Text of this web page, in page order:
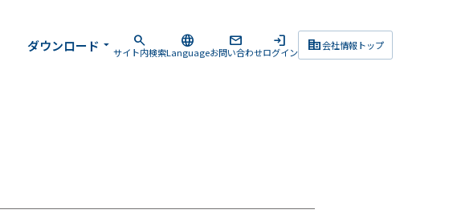
corporate_fare会社情報トップ
search
サイト内検索
language
Language
mail
お問い合わせ
login
ログイン
ダウンロード arrow_drop_down